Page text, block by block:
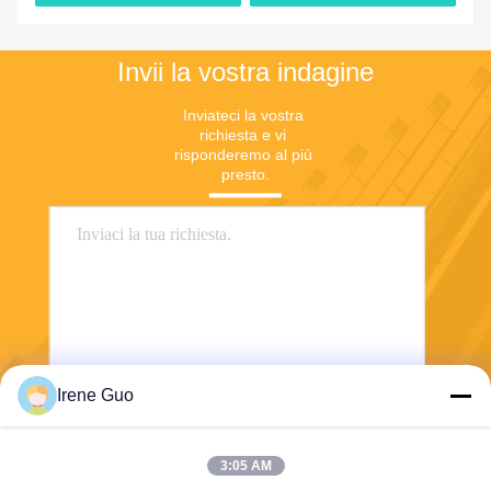
Invii la vostra indagine
Inviateci la vostra
richiesta e vi
risponderemo al più
presto.
Invia
Irene Guo
3:05 AM